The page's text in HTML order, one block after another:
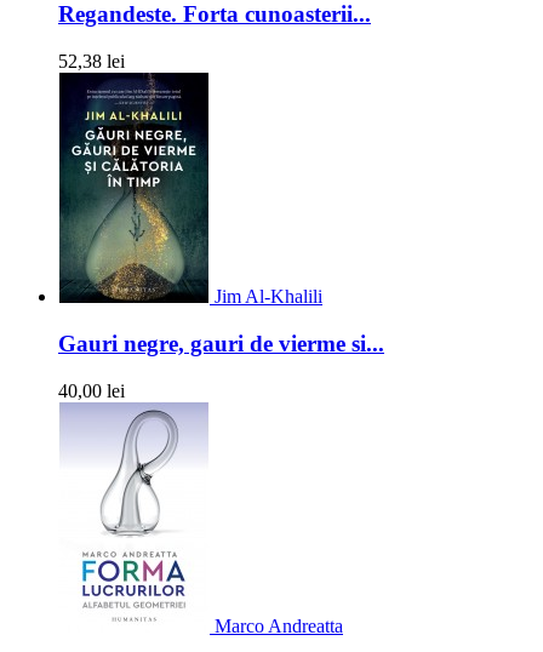
Regandeste. Forta cunoasterii...
52,38 lei
Jim Al-Khalili
Gauri negre, gauri de vierme si...
40,00 lei
Marco Andreatta